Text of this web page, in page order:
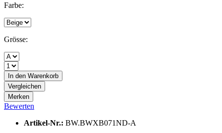
Farbe:
Grösse:
In den Warenkorb
Vergleichen
Merken
Bewerten
Artikel-Nr.: BW.BWXB071ND-A